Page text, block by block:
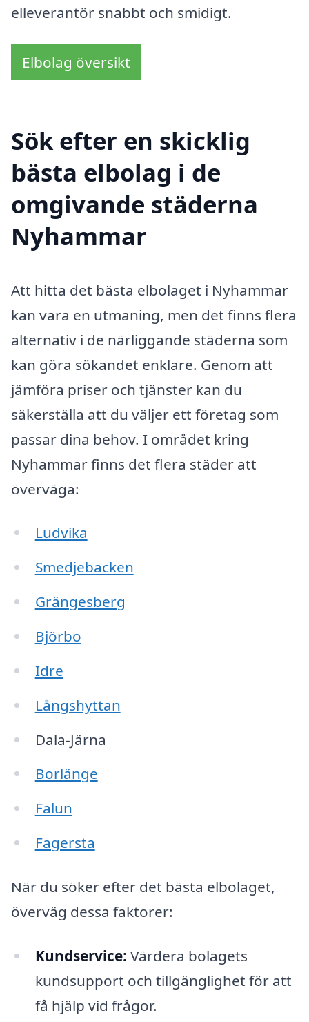
elleverantör snabbt och smidigt.
Elbolag översikt
Sök efter en skicklig
bästa elbolag i de
omgivande städerna
Nyhammar
Att hitta det bästa elbolaget i Nyhammar
kan vara en utmaning, men det finns flera
alternativ i de närliggande städerna som
kan göra sökandet enklare. Genom att
jämföra priser och tjänster kan du
säkerställa att du väljer ett företag som
passar dina behov. I området kring
Nyhammar finns det flera städer att
överväga:
Ludvika
Smedjebacken
Grängesberg
Björbo
Idre
Långshyttan
Dala-Järna
Borlänge
Falun
Fagersta
När du söker efter det bästa elbolaget,
överväg dessa faktorer:
Kundservice: Värdera bolagets
kundsupport och tillgänglighet för att
få hjälp vid frågor.